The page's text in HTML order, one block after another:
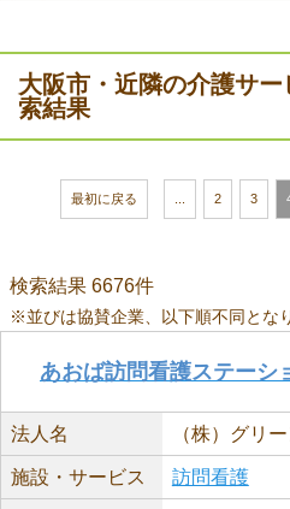
大阪市・近隣の介護サ
索結果
最初に戻る 2 3
検索結果 6676件
※並びは協賛企業、以下順不同とな
あおば訪問看護ステーシ
法人名 （株）グリ
施設・サービス 訪問看護